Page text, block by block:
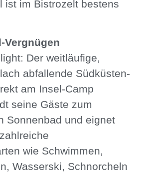
ist im Bistrozelt bestens
Vergnügen
Der weitläufige,
abfallende Südküsten-
am Insel-Camp
seine Gäste zum
Sonnenbad und eignet
wie Schwimmen,
Wasserski, Schnorcheln